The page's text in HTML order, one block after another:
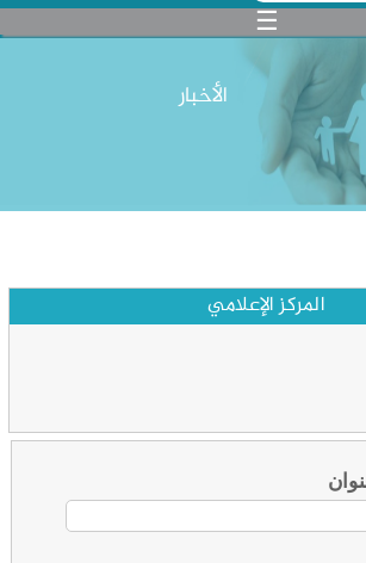
☰
الأخبار
المركز الإعلامي